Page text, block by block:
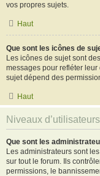
vos propres sujets.
Haut
Que sont les icônes de
Les icônes de sujet sont
messages pour refléter
sujet dépend des
Haut
Niveaux
Que sont les
Les administrateurs sont
sur tout le forum. Ils
permissions, le